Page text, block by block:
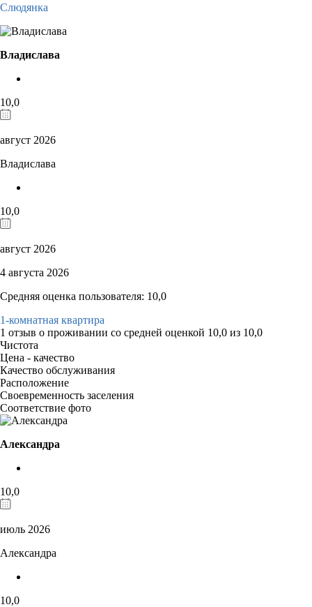
Слюдянка
Владислава
10,0
август 2026
Владислава
10,0
август 2026
4 августа 2026
Средняя оценка пользователя: 10,0
1-комнатная квартира
1 отзыв о проживании со средней оценкой 10,0 из 10,0
Чистота
Цена - качество
Качество обслуживания
Расположение
Своевременность заселения
Соответствие фото
Александра
10,0
июль 2026
Александра
10,0